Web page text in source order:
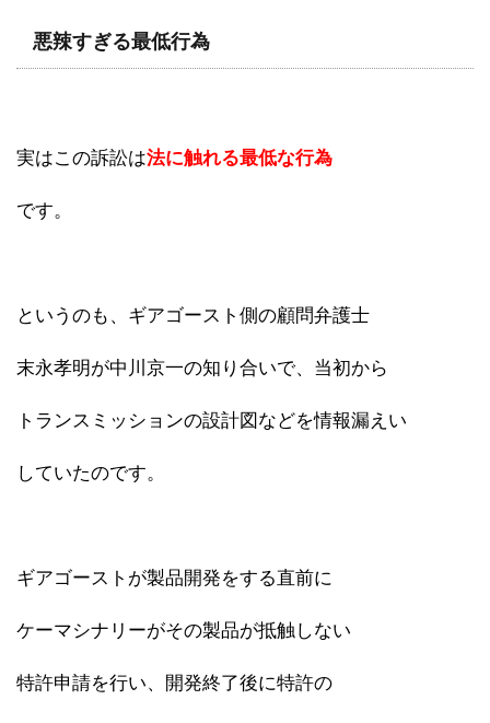
悪辣すぎる最低行為
実はこの訴訟は法に触れる最低な行為
です。
というのも、ギアゴースト側の顧問弁護士
末永孝明が中川京一の知り合いで、当初から
トランスミッションの設計図などを情報漏えい
していたのです。
ギアゴーストが製品開発をする直前に
ケーマシナリーがその製品が抵触しない
特許申請を行い、開発終了後に特許の